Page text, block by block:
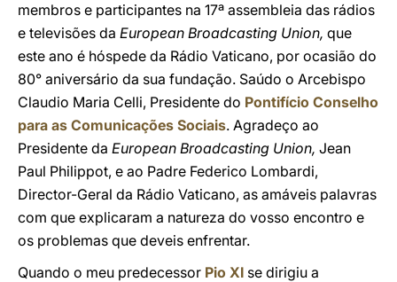
membros e participantes na 17ª assembleia das rádios
e televisões da European Broadcasting Union, que
este ano é hóspede da Rádio Vaticano, por ocasião do
80° aniversário da sua fundação. Saúdo o Arcebispo
Claudio Maria Celli, Presidente do Pontifício Conselho
para as Comunicações Sociais. Agradeço ao
Presidente da European Broadcasting Union, Jean
Paul Philippot, e ao Padre Federico Lombardi,
Director-Geral da Rádio Vaticano, as amáveis palavras
com que explicaram a natureza do vosso encontro e
os problemas que deveis enfrentar.
Quando o meu predecessor Pio XI se dirigiu a